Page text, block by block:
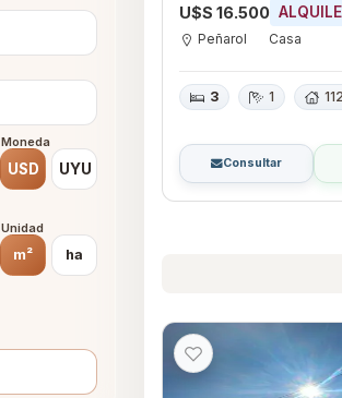
Moneda
USD UYU
Unidad
m² ha
U$S 16.500
Peñarol Casa
3 1 112
Consultar